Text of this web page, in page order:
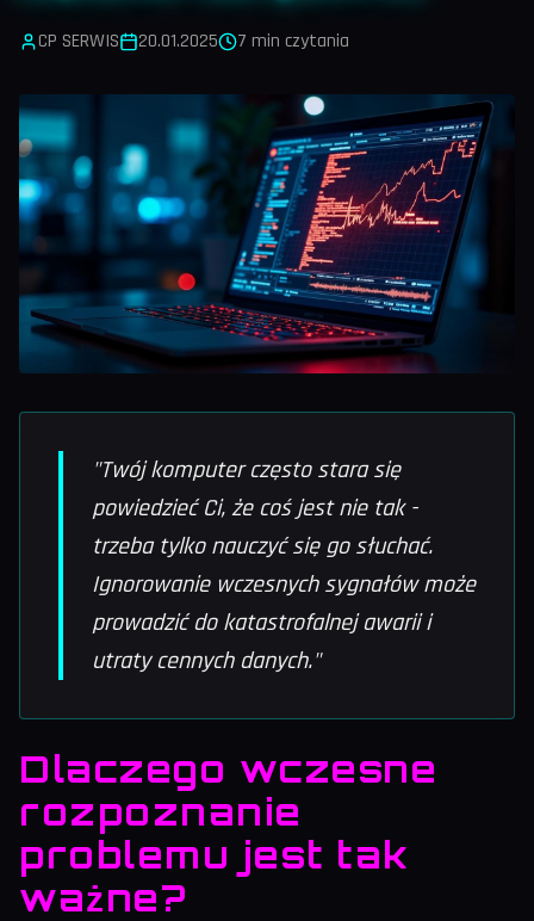
CP SERWIS 20.01.2025 7 min czytania
"Twój komputer często stara się
powiedzieć Ci, że coś jest nie tak -
trzeba tylko nauczyć się go słuchać.
Ignorowanie wczesnych sygnałów może
prowadzić do katastrofalnej awarii i
utraty cennych danych."
Dlaczego wczesne
rozpoznanie
problemu jest tak
ważne?